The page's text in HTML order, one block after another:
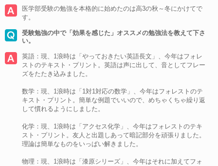
医学部受験の勉強を本格的に始めたのは高3の秋～冬にかけてで
す。
受験勉強の中で「効果を感じた」オススメの勉強法を教えて下さ
い。
英語：現、1浪時は「やっておきたい英語長文」、今年はフォレ
ストのテキスト・プリント。英語は声に出して、音としてフレー
ズをたたき込みました。
数学：現、1浪時は「1対1対応の数学」、今年はフォレストのテ
キスト・プリント。簡単な例題でいいので、めちゃくちゃ繰り返
して慣れるようにしました。
化学：現、1浪時は「アクセス化学」、今年はフォレストのテキ
スト・プリント。友人と出題しあって暗記部分を頑張りました。
理論は簡単なものをいっぱい解きました。
物理：現、1浪時は「漆原シリーズ」、今年はそれに加えてフォ